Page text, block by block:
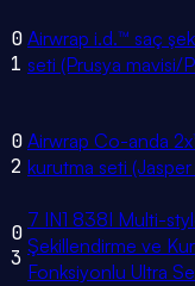
0
1
Airwrap i.d.™ saç
seti (Prusya mavisi/
0
2
Airwrap Co-anda
kurutma seti (Jasper
0
3
7 IN1 838I Multi-
Şekillendirme ve
Fonksiyonlu Ultra